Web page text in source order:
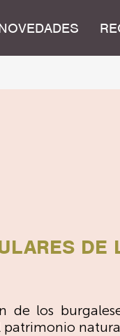
DE
de los